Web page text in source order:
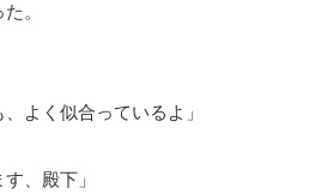
。
よく似合っているよ」
、殿下」